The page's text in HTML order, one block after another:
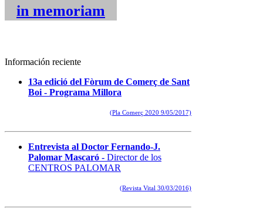
in memoriam
Información reciente
13a edició del Fòrum de Comerç de Sant
Boi - Programa Millora
(Pla Comerç 2020 9/05/2017)
Entrevista al Doctor Fernando-J.
Palomar Mascaró - Director de los
CENTROS PALOMAR
(Revista Vital 30/03/2016)